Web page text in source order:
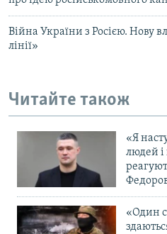
Війна України з Росією. Нову
лінії»
Читайте також
«Я
людей і
«Один